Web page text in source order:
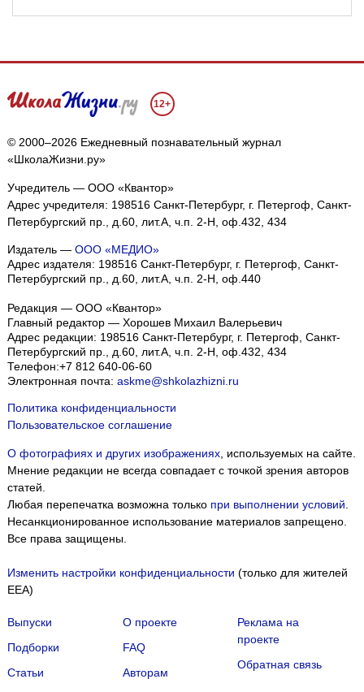
12+
© 2000–2026 Ежедневный познавательный журнал
«ШколаЖизни.ру»
Учредитель — ООО «Квантор»
Адрес учредителя: 198516 Санкт-Петербург, г. Петергоф, Санкт-
Петербургский пр., д.60, лит.А, ч.п. 2-Н, оф.432, 434
Издатель — ООО «МЕДИО»
Адрес издателя: 198516 Санкт-Петербург, г. Петергоф, Санкт-
Петербургский пр., д.60, лит.А, ч.п. 2-Н, оф.440
Редакция — ООО «Квантор»
Главный редактор — Хорошев Михаил Валерьевич
Адрес редакции: 198516 Санкт-Петербург, г. Петергоф, Санкт-
Петербургский пр., д.60, лит.А, ч.п. 2-Н, оф.432, 434
Телефон:+7 812 640-06-60
Электронная почта: askme@shkolazhizni.ru
Политика конфиденциальности
Пользовательское соглашение
О фотографиях и других изображениях, используемых на сайте.
Мнение редакции не всегда совпадает с точкой зрения авторов
статей.
Любая перепечатка возможна только при выполнении условий.
Несанкционированное использование материалов запрещено.
Все права защищены.
Изменить настройки конфиденциальности (только для жителей
EEA)
Выпуски
Подборки
Статьи
О проекте
FAQ
Авторам
Реклама на
проекте
Обратная связь